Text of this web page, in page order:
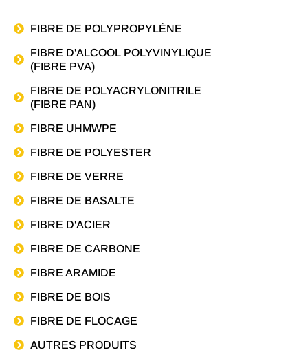
FIBRE DE POLYPROPYLÈNE
FIBRE D'ALCOOL POLYVINYLIQUE
(FIBRE PVA)
FIBRE DE POLYACRYLONITRILE
(FIBRE PAN)
FIBRE UHMWPE
FIBRE DE POLYESTER
FIBRE DE VERRE
FIBRE DE BASALTE
FIBRE D'ACIER
FIBRE DE CARBONE
FIBRE ARAMIDE
FIBRE DE BOIS
FIBRE DE FLOCAGE
AUTRES PRODUITS